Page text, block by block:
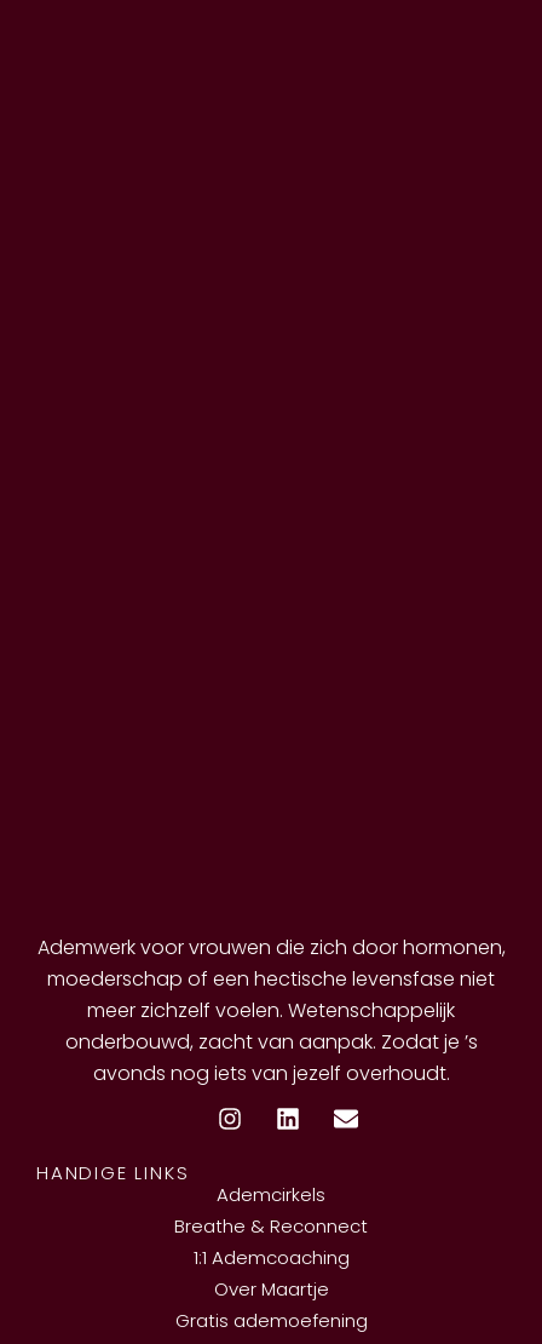
Ademwerk voor vrouwen die zich door hormonen,
moederschap of een hectische levensfase niet
meer zichzelf voelen. Wetenschappelijk
onderbouwd, zacht van aanpak. Zodat je ’s
avonds nog iets van jezelf overhoudt.
HANDIGE LINKS
Ademcirkels
Breathe & Reconnect
1:1 Ademcoaching
Over Maartje
Gratis ademoefening